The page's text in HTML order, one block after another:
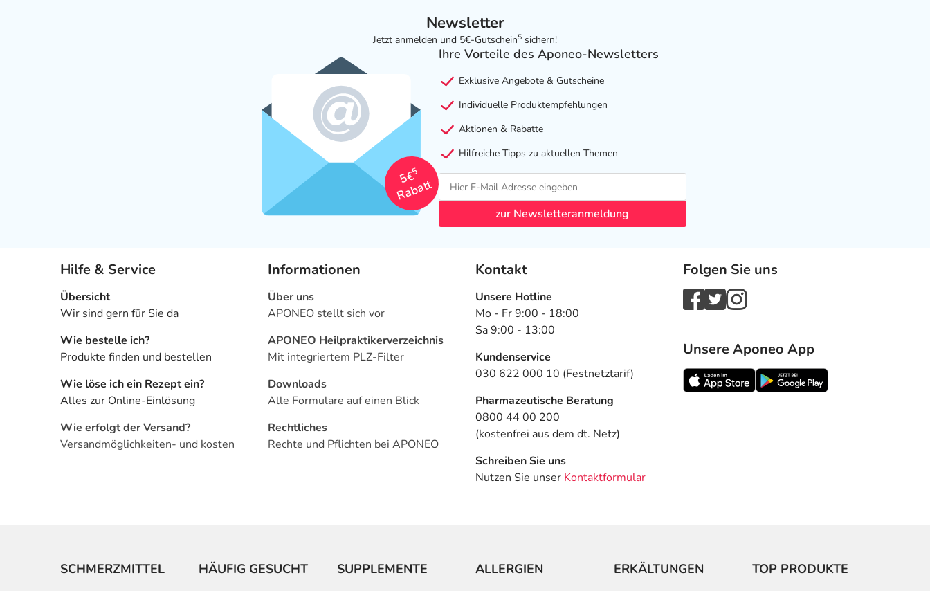
Newsletter
Jetzt anmelden und 5€-Gutschein5 sichern!
5€
5
Rabatt
Ihre Vorteile des Aponeo-Newsletters
Exklusive Angebote & Gutscheine
Individuelle Produktempfehlungen
Aktionen & Rabatte
Hilfreiche Tipps zu aktuellen Themen
zur Newsletteranmeldung
Hilfe & Service
Übersicht
Wir sind gern für Sie da
Wie bestelle ich?
Produkte finden und bestellen
Wie löse ich ein Rezept ein?
Alles zur Online-Einlösung
Wie erfolgt der Versand?
Versandmöglichkeiten- und kosten
Informationen
Über uns
APONEO stellt sich vor
APONEO Heilpraktikerverzeichnis
Mit integriertem PLZ-Filter
Downloads
Alle Formulare auf einen Blick
Rechtliches
Rechte und Pflichten bei APONEO
Kontakt
Unsere Hotline
Mo - Fr 9:00 - 18:00
Sa 9:00 - 13:00
Kundenservice
030 622 000 10 (Festnetztarif)
Pharmazeutische Beratung
0800 44 00 200
(kostenfrei aus dem dt. Netz)
Schreiben Sie uns
Nutzen Sie unser Kontaktformular
Folgen Sie uns
Unsere Aponeo App
SCHMERZMITTEL HÄUFIG GESUCHT SUPPLEMENTE ALLERGIEN ERKÄLTUNGEN TOP PRODUKTE